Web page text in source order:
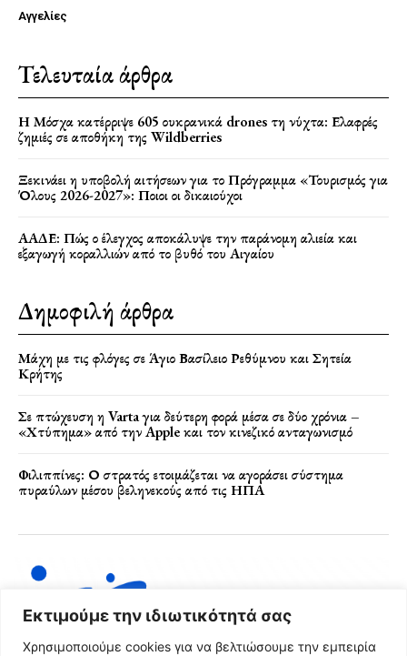
Εκτιμούμε την ιδιωτικότητά σας
Χρησιμοποιούμε cookies για να βελτιώσουμε την εμπειρία
Αγγελίες
Τελευταία άρθρα
Η Μόσχα κατέρριψε 605 ουκρανικά drones τη νύχτα: Ελαφρές
ζημιές σε αποθήκη της Wildberries
Ξεκινάει η υποβολή αιτήσεων για το Πρόγραμμα «Τουρισμός για
Όλους 2026-2027»: Ποιοι οι δικαιούχοι
ΑΑΔΕ: Πώς ο έλεγχος αποκάλυψε την παράνομη αλιεία και
εξαγωγή κοραλλιών από το βυθό του Αιγαίου
Δημοφιλή άρθρα
Μάχη με τις φλόγες σε Άγιο Βασίλειο Ρεθύμνου και Σητεία
Κρήτης
Σε πτώχευση η Varta για δεύτερη φορά μέσα σε δύο χρόνια –
«Χτύπημα» από την Apple και τον κινεζικό ανταγωνισμό
Φιλιππίνες: Ο στρατός ετοιμάζεται να αγοράσει σύστημα
πυραύλων μέσου βεληνεκούς από τις ΗΠΑ